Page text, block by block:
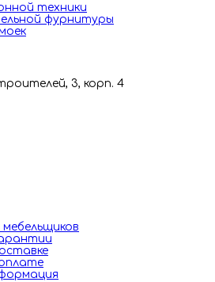
техники
фурнитуры
3, корп. 4